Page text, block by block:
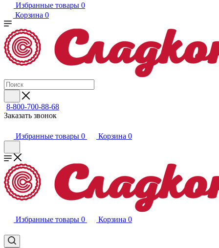
Избранные товары 0
Корзина 0
8-800-700-88-68
Заказать звонок
Избранные товары 0 Корзина 0
Избранные товары 0 Корзина 0